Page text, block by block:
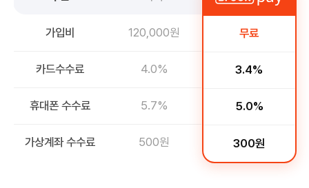
가입비 120,000원
카드수수료 4.0%
휴대폰 수수료 5.7%
가상계좌 수수료 500원
무료
3.4%
5.0%
300원